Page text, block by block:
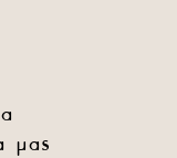
μας